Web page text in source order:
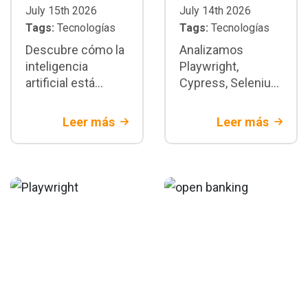
July 15th 2026
Tags: Tecnologías
Descubre cómo la
inteligencia
artificial está
automatización de
Playwright:
tests,
mantenimiento y
Leer más
July 14th 2026
Tags: Tecnologías
Analizamos
Playwright,
Cypress, Selenium
criterios técnicos
Descubre cuándo
mejor decisión
para tu proyecto.
Leer más